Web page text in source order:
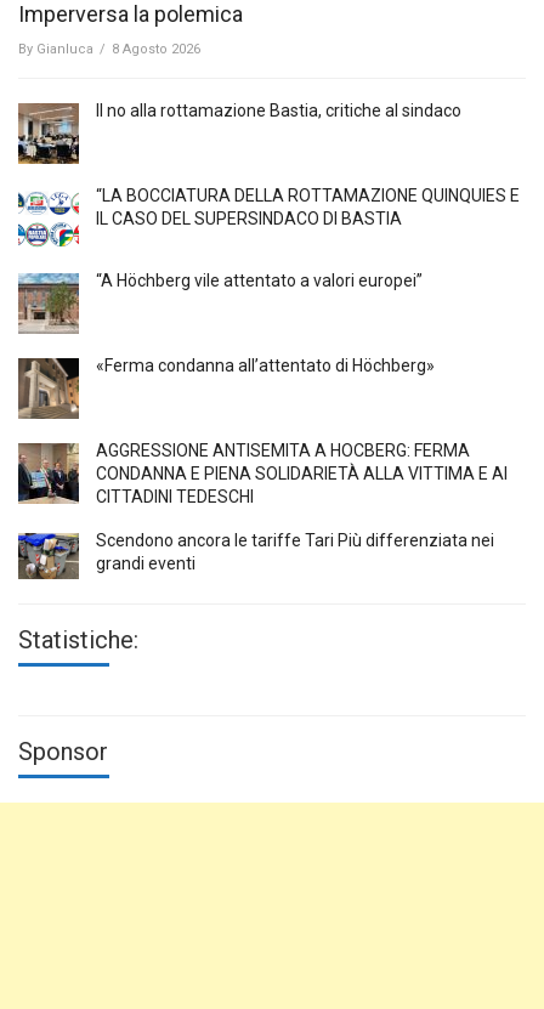
Imperversa la polemica
By Gianluca / 8 Agosto 2026
Il no alla rottamazione Bastia, critiche al sindaco
“LA BOCCIATURA DELLA ROTTAMAZIONE QUINQUIES E
IL CASO DEL SUPERSINDACO DI BASTIA
“A Höchberg vile attentato a valori europei”
«Ferma condanna all’attentato di Höchberg»
AGGRESSIONE ANTISEMITA A HÖCBERG: FERMA
CONDANNA E PIENA SOLIDARIETÀ ALLA VITTIMA E AI
CITTADINI TEDESCHI
Scendono ancora le tariffe Tari Più differenziata nei
grandi eventi
Statistiche:
Sponsor